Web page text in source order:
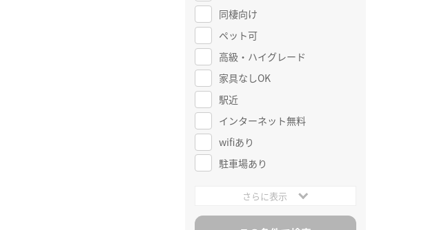
同棲向け
ペット可
高級・ハイグレード
家具なしOK
駅近
インターネット無料
wifiあり
駐車場あり
さらに表示